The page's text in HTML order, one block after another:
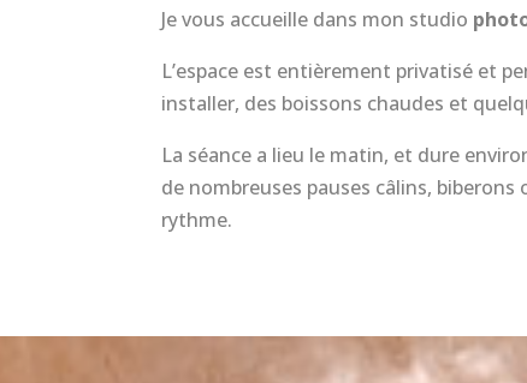
Je vous accueille dans mon studio
L’espace est entièrement privatisé et
installer, des boissons chaudes et
La séance a lieu le matin, et dure
de nombreuses pauses câlins,
rythme.